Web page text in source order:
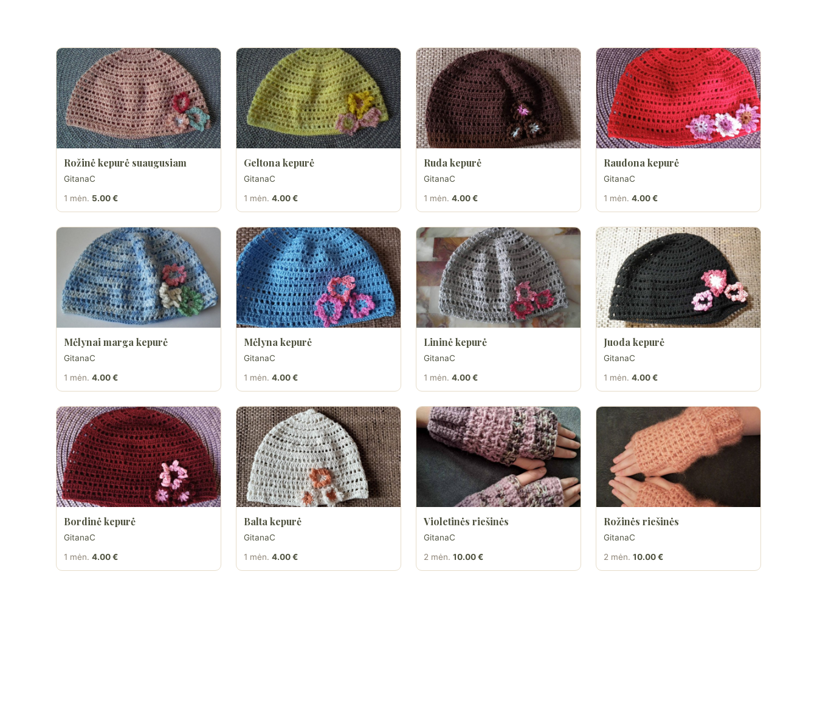
Rožinė kepurė suaugusiam
GitanaC
1 mėn. 5.00 €
Geltona kepurė
GitanaC
1 mėn. 4.00 €
Ruda kepurė
GitanaC
1 mėn. 4.00 €
Raudona kepurė
GitanaC
1 mėn. 4.00 €
Mėlynai marga kepurė
GitanaC
1 mėn. 4.00 €
Mėlyna kepurė
GitanaC
1 mėn. 4.00 €
Lininė kepurė
GitanaC
1 mėn. 4.00 €
Juoda kepurė
GitanaC
1 mėn. 4.00 €
Bordinė kepurė
GitanaC
1 mėn. 4.00 €
Balta kepurė
GitanaC
1 mėn. 4.00 €
Violetinės riešinės
GitanaC
2 mėn. 10.00 €
Rožinės riešinės
GitanaC
2 mėn. 10.00 €